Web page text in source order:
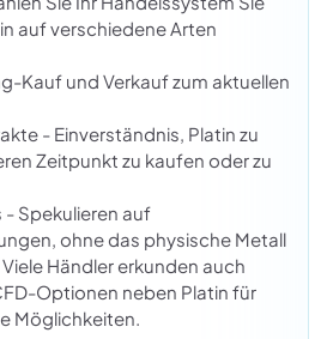
auf verschiedene Arten
Kauf und Verkauf zum aktuellen
- Einverständnis, Platin zu
Zeitpunkt zu kaufen oder zu
- Spekulieren auf
ohne das physische Metall
Händler erkunden auch
Optionen neben Platin für
Möglichkeiten.